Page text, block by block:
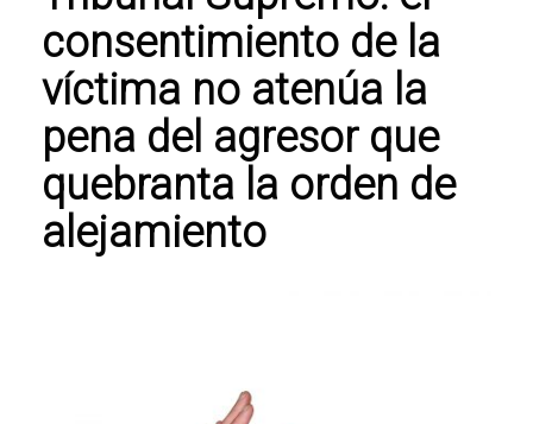
consentimiento de la
víctima no atenúa la
pena del agresor que
quebranta la orden de
alejamiento